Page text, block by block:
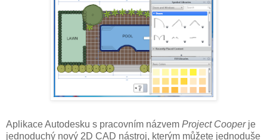
Aplikace Autodesku s pracovním názvem Project Cooperje
jednoduchý nový 2D CAD nástroj, kterým můžete jednoduše